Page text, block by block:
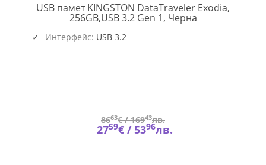
USB памет KINGSTON DataTraveler Exodia,
256GB,USB 3.2 Gen 1, ЧернаKIN-
Интерфейс: USB 3.2
8663€ /16943лв.
2759€ / 5396лв.